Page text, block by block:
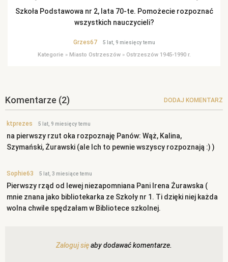
Szkoła Podstawowa nr 2, lata 70-te. Pomożecie rozpoznać
wszystkich nauczycieli?
Grzes67 5 lat, 9 miesięcy temu
Kategorie » Miasto Ostrzeszów» Ostrzeszów 1945-1990 r.
Komentarze (2) DODAJ KOMENTARZ
ktprezes 5 lat, 9 miesięcy temu
na pierwszy rzut oka rozpoznaję Panów: Wąż, Kalina,
Szymański, Żurawski (ale Ich to pewnie wszyscy rozpoznają :) )
Sophie63 5 lat, 3 miesiące temu
Pierwszy rząd od lewej niezapomniana Pani Irena Żurawska (
mnie znana jako bibliotekarka ze Szkoły nr 1. Ti dzięki niej każda
wolna chwile spędzałam w Bibliotece szkolnej.
Zaloguj sięaby dodawać komentarze.